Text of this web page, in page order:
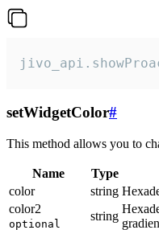
setWidgetColor#
This method allows you to
Name Type
color
string
color2
optional
string